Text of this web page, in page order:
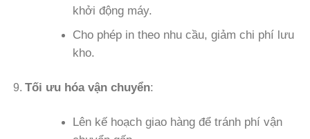
khởi động máy.
Cho phép in theo nhu cầu, giảm chi phí lưu
kho.
Tối ưu hóa vận chuyển:
Lên kế hoạch giao hàng để tránh phí vận